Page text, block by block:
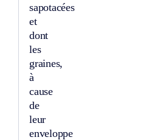
sapotacées
et
dont
les
graines,
à
cause
de
leur
enveloppe